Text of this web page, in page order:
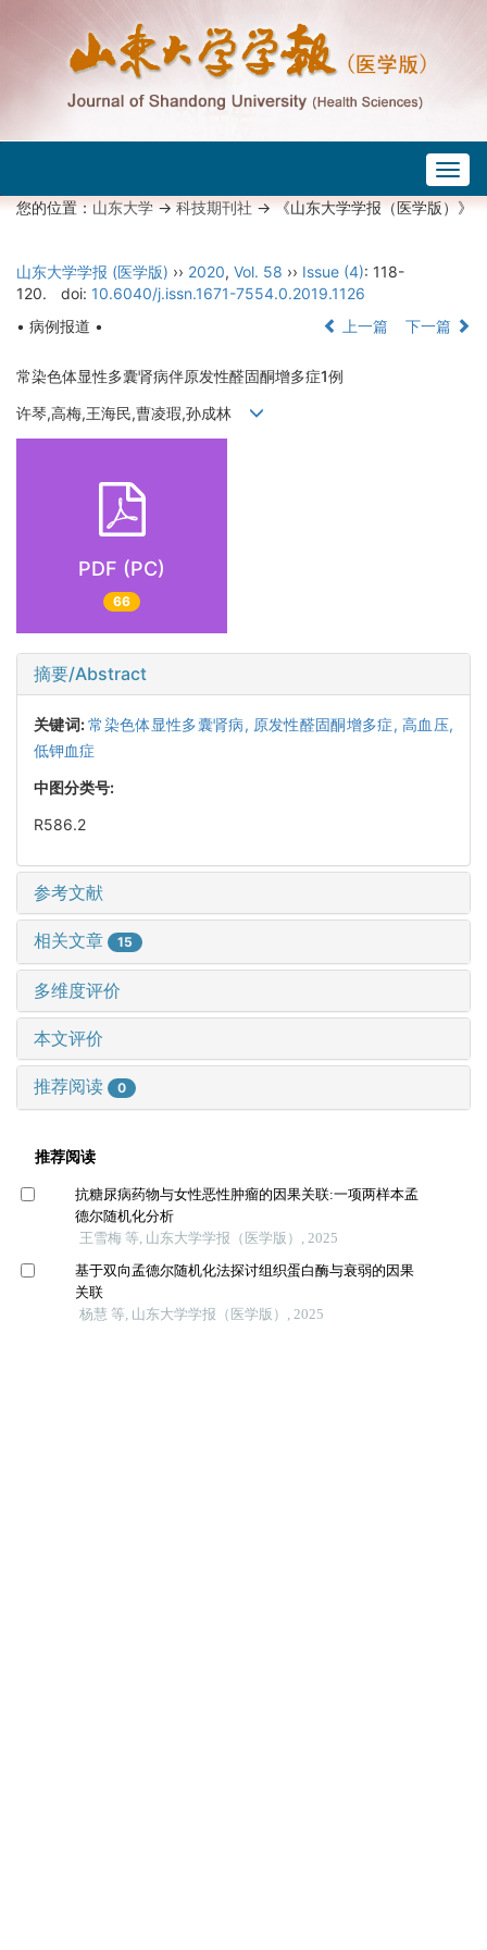
您的位置：山东大学->科技期刊社-> 《山东大学学报（医学版）》
山东大学学报 (医学版) ›› 2020, Vol. 58 ›› Issue (4): 118-
120.
doi: 10.6040/j.issn.1671-7554.0.2019.1126
• 病例报道 •
上一篇 下一篇
常染色体显性多囊肾病伴原发性醛固酮增多症1例
许琴,高梅,王海民,曹凌瑕,孙成林
PDF (PC)
66
摘要/Abstract
关键词:常染色体显性多囊肾病, 原发性醛固酮增多症,高血压,
低钾血症
中图分类号:
R586.2
参考文献
相关文章 15
多维度评价
本文评价
推荐阅读 0